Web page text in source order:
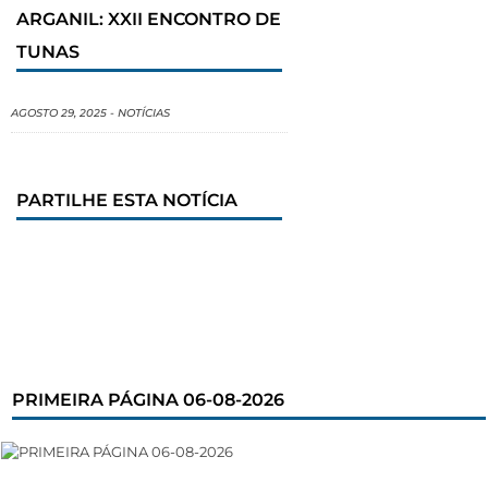
ARGANIL: XXII ENCONTRO DE
TUNAS
AGOSTO 29, 2025 - NOTÍCIAS
PARTILHE ESTA NOTÍCIA
PRIMEIRA PÁGINA 06-08-2026